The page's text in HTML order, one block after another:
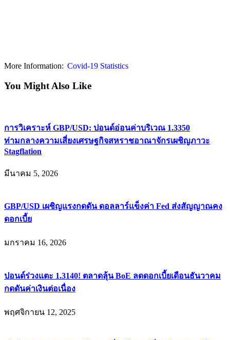
More Information: Covid-19 Statistics
You Might Also Like
การวิเคราะห์ GBP/USD: ปอนด์อ่อนค่าบริเวณ 1.3350
ท่ามกลางความเสี่ยงเศรษฐกิจสหราชอาณาจักรเผชิญภาวะ
Stagflation
มีนาคม 5, 2026
GBP/USD เผชิญแรงกดดัน ดอลลาร์แข็งค่า Fed ส่งสัญญาณคง
ดอกเบี้ย
มกราคม 16, 2026
ปอนด์ร่วงแตะ 1.3140! ตลาดลุ้น BoE ลดดอกเบี้ยเดือนธันวาคม
กดดันค่าเงินต่อเนื่อง
พฤศจิกายน 12, 2025